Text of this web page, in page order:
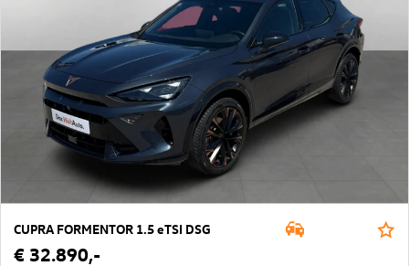
CUPRA FORMENTOR 1.5 eTSI DSG
€ 32.890,-